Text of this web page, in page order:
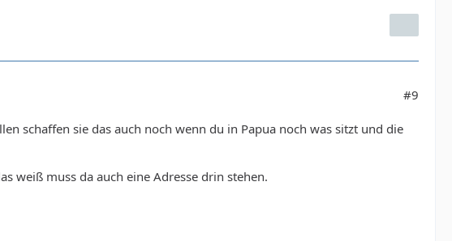
#9
schaffen sie das auch noch wenn du in Papua noch was sitzt und die
weiß muss da auch eine Adresse drin stehen.